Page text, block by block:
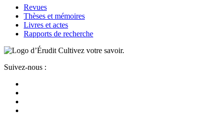
Revues
Thèses et mémoires
Livres et actes
Rapports de recherche
Cultivez votre savoir.
Suivez-nous :